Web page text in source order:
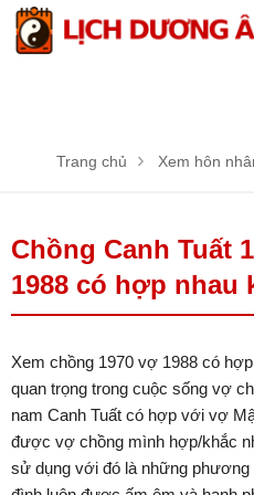
Trang chủ Xem hôn
Chồng Canh Tuất
1988 có hợp nhau
Xem chồng 1970 vợ 1988 có
quan trọng trong cuộc sống vợ
nam Canh Tuất có hợp với vợ
được vợ chồng mình hợp/khắc
sử dụng với đó là những phương